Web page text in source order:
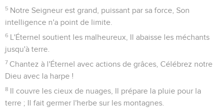
5 Notre Seigneur est grand, puissant par sa force, Son
intelligence n'a point de limite.
6 L'Éternel soutient les malheureux, Il abaisse les méchants
jusqu'à terre.
7 Chantez à l'Éternel avec actions de grâces, Célébrez notre
Dieu avec la harpe !
8 Il couvre les cieux de nuages, Il prépare la pluie pour la
terre ; Il fait germer l'herbe sur les montagnes.